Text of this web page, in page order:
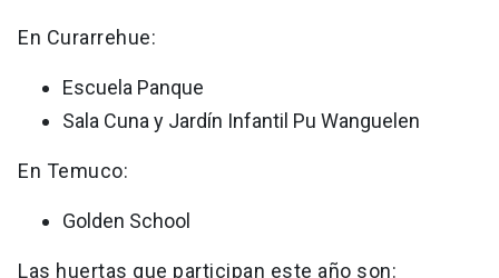
En Curarrehue:
Escuela Panque
Sala Cuna y Jardín Infantil Pu Wanguelen
En Temuco:
Golden School
Las huertas que participan este año son: